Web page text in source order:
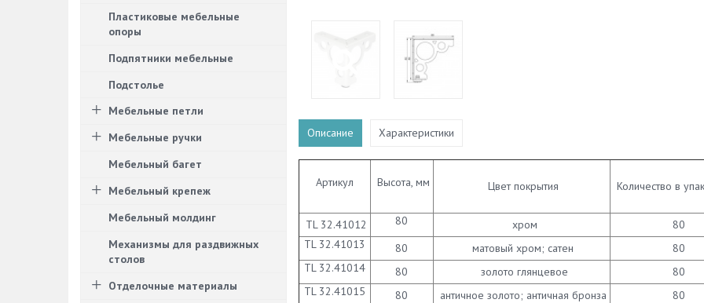
Описание Характеристики
Артикул Высота, мм Цвет покрытия Количество в
TL 32.41012 80 хром
80
TL 32.41013
80 матовый хром; сатен
80
TL 32.41014
80 золото глянцевое
80
TL 32.41015
80 античное золото; античная бронза 80
Пластиковые мебельные
опоры
Подпятники мебельные
Подстолье
Мебельные петли
Мебельные ручки
Мебельный багет
Мебельный крепеж
Мебельный молдинг
Механизмы для раздвижных
столов
Отделочные материалы